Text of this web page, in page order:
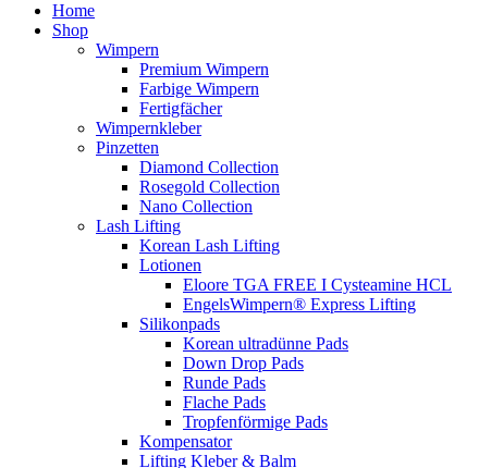
Home
Shop
Wimpern
Premium Wimpern
Farbige Wimpern
Fertigfächer
Wimpernkleber
Pinzetten
Diamond Collection
Rosegold Collection
Nano Collection
Lash Lifting
Korean Lash Lifting
Lotionen
Eloore TGA FREE I Cysteamine HCL
EngelsWimpern® Express Lifting
Silikonpads
Korean ultradünne Pads
Down Drop Pads
Runde Pads
Flache Pads
Tropfenförmige Pads
Kompensator
Lifting Kleber & Balm